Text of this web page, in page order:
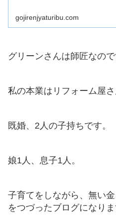
gojirenjyaturibu.com
グリーンさんは師匠なので
私の本業はリフォーム屋さ
既婚、2人の子持ちです。
娘1人、息子1人。
子育てをしながら、無い
をつづったブログになりま